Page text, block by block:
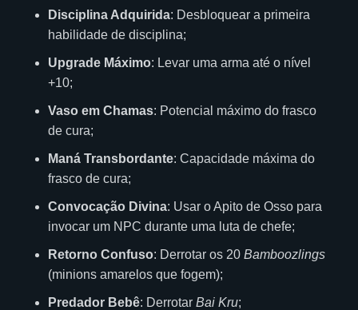
Disciplina Adquirida: Desbloquear a primeira
habilidade de disciplina;
Upgrade Máximo: Levar uma arma até o nível
+10;
Vaso em Chamas: Potencial máximo do frasco
de cura;
Maná Transbordante: Capacidade máxima do
frasco de cura;
Convocação Divina: Usar o Apito de Osso para
invocar um NPC durante uma luta de chefe;
Retorno Confuso: Derrotar os 20 Bamboozlings
(minions amarelos que fogem);
Predador Bebê: Derrotar Bai Kru;